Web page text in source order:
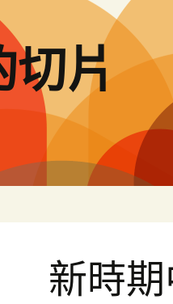
切片
新時